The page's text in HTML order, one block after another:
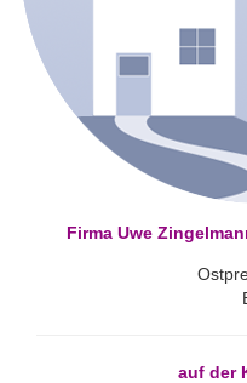
Firma Uwe
auf der